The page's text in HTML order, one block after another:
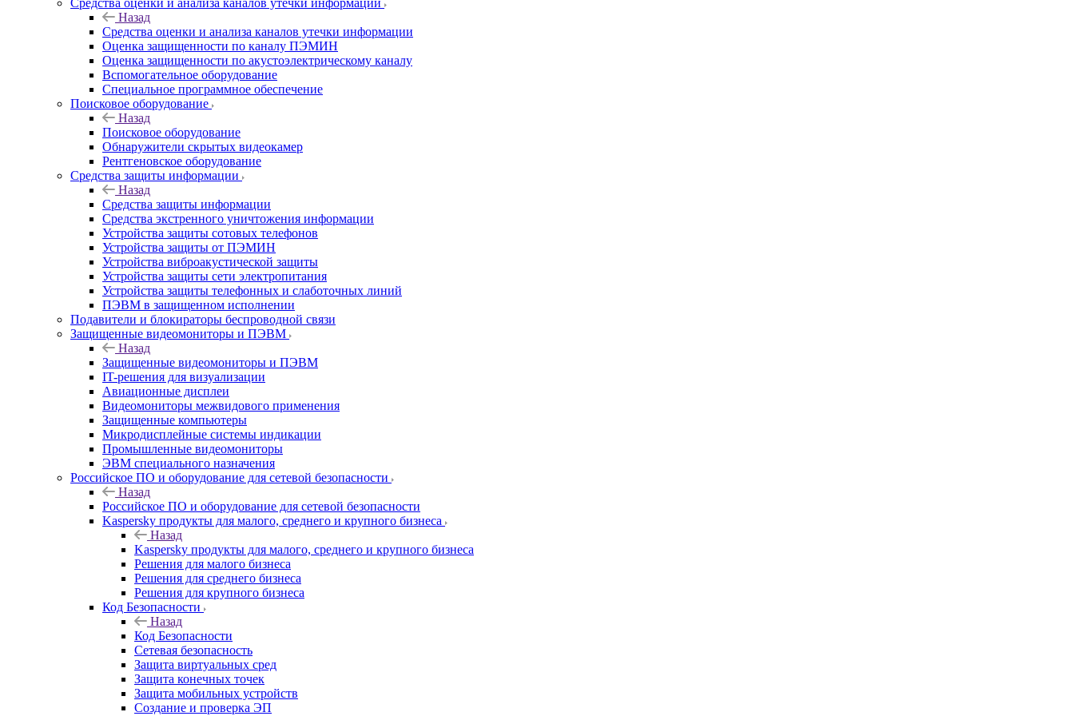
Средства оценки и анализа каналов утечки информации
Назад
Средства оценки и анализа каналов утечки информации
Оценка защищенности по каналу ПЭМИН
Оценка защищенности по акустоэлектрическому каналу
Вспомогательное оборудование
Специальное программное обеспечение
Поисковое оборудование
Назад
Поисковое оборудование
Обнаружители скрытых видеокамер
Рентгеновское оборудование
Средства защиты информации
Назад
Средства защиты информации
Средства экстренного уничтожения информации
Устройства защиты сотовых телефонов
Устройства защиты от ПЭМИН
Устройства виброакустической защиты
Устройства защиты сети электропитания
Устройства защиты телефонных и слаботочных линий
ПЭВМ в защищенном исполнении
Подавители и блокираторы беспроводной связи
Защищенные видеомониторы и ПЭВМ
Назад
Защищенные видеомониторы и ПЭВМ
IT-решения для визуализации
Авиационные дисплеи
Видеомониторы межвидового применения
Защищенные компьютеры
Микродисплейные системы индикации
Промышленные видеомониторы
ЭВМ специального назначения
Российское ПО и оборудование для сетевой безопасности
Назад
Российское ПО и оборудование для сетевой безопасности
Kaspersky продукты для малого, среднего и крупного бизнеса
Назад
Kaspersky продукты для малого, среднего и крупного бизнеса
Решения для малого бизнеса
Решения для среднего бизнеса
Решения для крупного бизнеса
Код Безопасности
Назад
Код Безопасности
Сетевая безопасность
Защита виртуальных сред
Защита конечных точек
Защита мобильных устройств
Создание и проверка ЭП